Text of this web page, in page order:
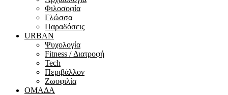
Φιλοσοφία
Γλώσσα
Παραδόσεις
URBAN
Ψυχολογία
Fitness / Διατροφή
Tech
Περιβάλλον
Ζωοφιλία
ΟΜΑΔΑ